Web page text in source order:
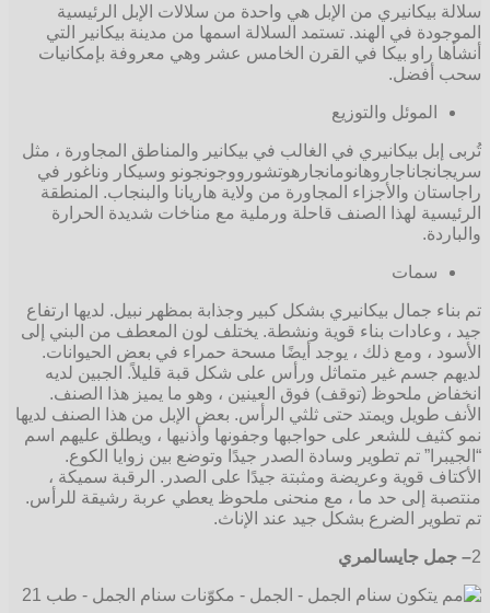
سلالة بيكانيري من الإبل هي واحدة من سلالات الإبل الرئيسية
الموجودة في الهند. تستمد السلالة اسمها من مدينة بيكانير التي
أنشأها راو بيكا في القرن الخامس عشر وهي معروفة بإمكانيات
سحب أفضل.
الموئل والتوزيع
تُربى إبل بيكانيري في الغالب في بيكانير والمناطق المجاورة ، مثل
سريجانجاناجاروهانومانجارهوتشورووجونجونو وسيكار وناغور في
راجاستان والأجزاء المجاورة من ولاية هاريانا والبنجاب. المنطقة
الرئيسية لهذا الصنف قاحلة ورملية مع مناخات شديدة الحرارة
والباردة.
سمات
تم بناء جمال بيكانيري بشكل كبير وجذابة بمظهر نبيل. لديها ارتفاع
جيد ، وعادات بناء قوية ونشطة. يختلف لون المعطف من البني إلى
الأسود ، ومع ذلك ، يوجد أيضًا مسحة حمراء في بعض الحيوانات.
لديهم جسم غير متماثل ورأس على شكل قبة قليلاً. الجبين لديه
انخفاض ملحوظ (توقف) فوق العينين ، وهو ما يميز هذا الصنف.
الأنف طويل ويمتد حتى ثلثي الرأس. بعض الإبل من هذا الصنف لديها
نمو كثيف للشعر على حواجبها وجفونها وأذنيها ، ويطلق عليهم اسم
“الجيبرا” تم تطوير وسادة الصدر جيدًا وتوضع بين زوايا الكوع.
الأكتاف قوية وعريضة ومثبتة جيدًا على الصدر. الرقبة سميكة ،
منتصبة إلى حد ما ، مع منحنى ملحوظ يعطي عربة رشيقة للرأس.
تم تطوير الضرع بشكل جيد عند الإناث.
2– جمل جايسالمري